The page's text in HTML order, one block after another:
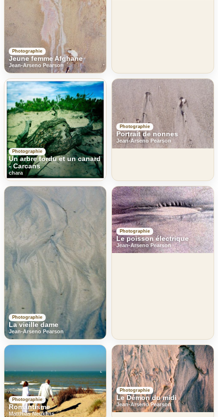
Photographie
Jeune femme Afghane
Jean-Arseno Pearson
Photographie
Un arbre tordu et un canard
- Carcans
chara
Photographie
Portrait de nonnes
Jean-Arseno Pearson
Photographie
La vieille dame
Jean-Arseno Pearson
Photographie
Le poisson électrique
Jean-Arseno Pearson
Photographie
Romantisme
Matthias Neukens
Photographie
Le Démon du midi
Jean-Arseno Pearson